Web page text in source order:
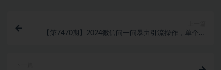
【第7470期】2024微信问一问暴力引流操作，单个日